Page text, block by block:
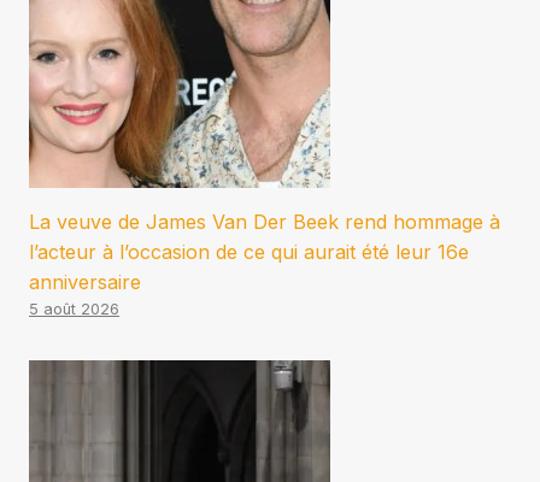
La veuve de James Van Der Beek rend hommage à
l’acteur à l’occasion de ce qui aurait été leur 16e
anniversaire
5 août 2026